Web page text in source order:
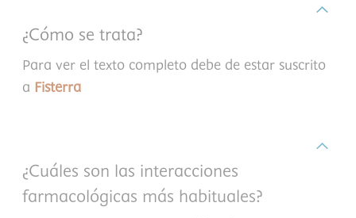
¿Cómo se trata?
Para ver el texto completo debe de estar suscrito
a Fisterra
¿Cuáles son las interacciones
farmacológicas más habituales?